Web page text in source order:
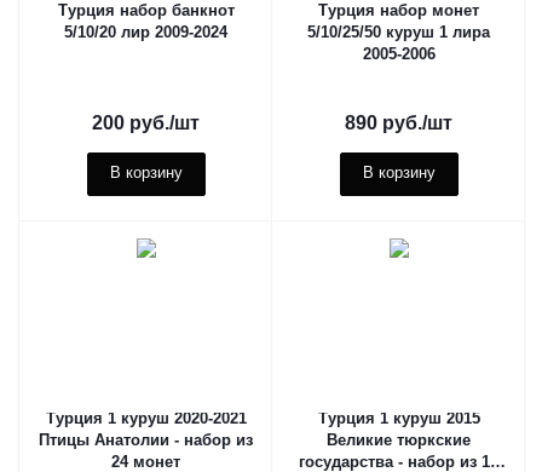
Турция набор банкнот
5/10/20 лир 2009-2024
200 руб./шт
В корзину
Турция набор монет
5/10/25/50 куруш 1 лира
2005-2006
890 руб./шт
В корзину
Турция 1 куруш 2020-2021
Птицы Анатолии - набор из
24 монет
Турция 1 куруш 2015
Великие тюркские
государства - набор из 16